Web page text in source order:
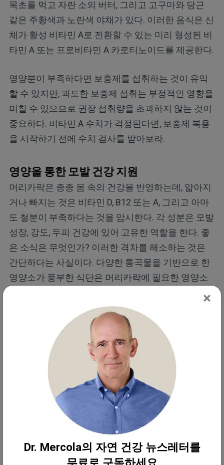
목초를 먹고 자란 소의 버터, 그리고 고구마와 당근
같은 주황색과 노란색 야채가 있다. 이러한 음식은 신
체가 활성 비타민 A로 전환할 수 있는 미리 형성된 비
타민 A 또는 프로비타민 A 카로티노이드를 제공한다.
영양분이 부족하다면 보충제를 섭취하는 것이 유익
할 수 있지만, 과도한 보충제 섭취는 부정적인 영향을
미칠 수 있으므로 권장 섭취량을 초과하지 않는 것이
중요하다. 비타민 A 수치가 걱정된다면, 보충제 복용
을 시작하기 전에 수치 검사를 받아보라.
영양을 통한 모발 건강 지원
머리카락은 종종 몸 속의 건강을 반영하는데, 얇아지
거나 빠지는 것은 비타민 D, B12 또는 A, 그리고 아마
도 철분이 부족하다는 것을 암시한다. 각 성분은 모발
성장, 강도, 두피 건강에 있어 고유한 역할을 한다. 좋
은 소식은 무엇인가? 이러한 격차를 해소하는 것은
간단하다는 사실이다. 다양한 통곡물을 기반으로 한
영양소가 풍부한 식단은 머리카락에 필요한 영양소
그러나 탈모가 계속된다면 전체적인 건강 상태를 파
악하기 위해 혈액 검사를 통해 영양 결핍을 발견하는
것이 유용하므로 전체적인 건강 상태를 개선하는 데
도움이 되는 식단 변경이나 보충제 복용과 같은 표적
치료를 통해 모발 성장과 전반적인 건강을 회복하라.
비타민과 탈모에 대해 자주 묻는 질문
질문: 머리카락 성장에 가장 중요한 비타민은 무엇인
×
Dr. Mercola의 자연 건강 뉴스레터를